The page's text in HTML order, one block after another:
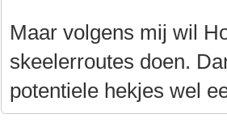
Maar volgens mij wil
skeelerroutes doen.
potentiele hekjes wel